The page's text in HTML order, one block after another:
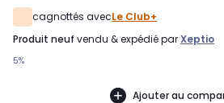
cagnottés avecLe Club+
produit neuf vendu & expédié parXeptio
5%
Ajouter au